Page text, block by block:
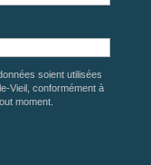
soient utilisées
Vieil, conformément à
moment.